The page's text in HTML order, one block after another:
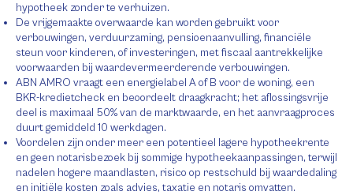
hypotheek zonder te verhuizen.
De vrijgemaakte overwaarde kan worden gebruikt voor
verbouwingen, verduurzaming, pensioenaanvulling, financiële
steun voor kinderen, of investeringen, met fiscaal aantrekkelijke
voorwaarden bij waardevermeerderende verbouwingen.
ABN AMRO vraagt een energielabel A of B voor de woning, een
BKR-kredietcheck en beoordeelt draagkracht; het aflossingsvrije
deel is maximaal 50% van de marktwaarde, en het aanvraagproces
duurt gemiddeld 10 werkdagen.
Voordelen zijn onder meer een potentieel lagere hypotheekrente
en geen notarisbezoek bij sommige hypotheekaanpassingen, terwijl
nadelen hogere maandlasten, risico op restschuld bij waardedaling
en initiële kosten zoals advies, taxatie en notaris omvatten.